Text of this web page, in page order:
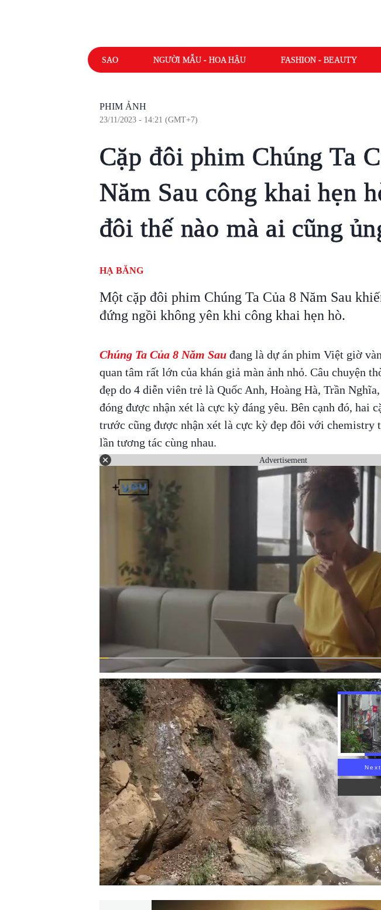
SAO NGƯỜI MẪU - HOA HẬU FASHION - BEAUTY
PHIM ẢNH
23/11/2023 - 14:21 (GMT+7)
Cặp đôi phim Chúng Ta
Năm Sau công khai hẹn
đôi thế nào mà ai cũng
HẠ BĂNG
Một cặp đôi phim Chúng Ta Của 8 Năm Sau
đứng ngồi không yên khi công khai hẹn hò.
Chúng Ta Của 8 Năm Sau đang là dự án phim Việt giờ
quan tâm rất lớn của khán giả màn ảnh nhỏ. Câu chuyện
đẹp do 4 diễn viên trẻ là Quốc Anh, Hoàng Hà, Trần
đóng được nhận xét là cực kỳ đáng yêu. Bên cạnh đó, hai
trước cũng được nhận xét là cực kỳ đẹp đôi với chemistry
lần tương tác cùng nhau.
Advertisement
00:00/00:59 VIETNAM HLS